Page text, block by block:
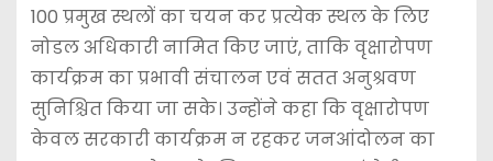
100 प्रमुख स्थलों का चयन कर प्रत्येक स्थल के लिए
नोडल अधिकारी नामित किए जाएं, ताकि वृक्षारोपण
कार्यक्रम का प्रभावी संचालन एवं सतत अनुश्रवण
सुनिश्चित किया जा सके। उन्होंने कहा कि वृक्षारोपण
केवल सरकारी कार्यक्रम न रहकर जनआंदोलन का